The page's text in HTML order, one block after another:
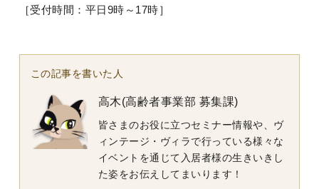
［受付時間：平日9時～17時］
この記事を書いた人
高木(高齢者事業部 募集課)
皆さまのお役に立つセミナー情報や、ヴ
ィンテージ・ヴィラで行っている様々な
イベントを通じて入居者様の生きいきし
た姿をお伝えしてまいります！